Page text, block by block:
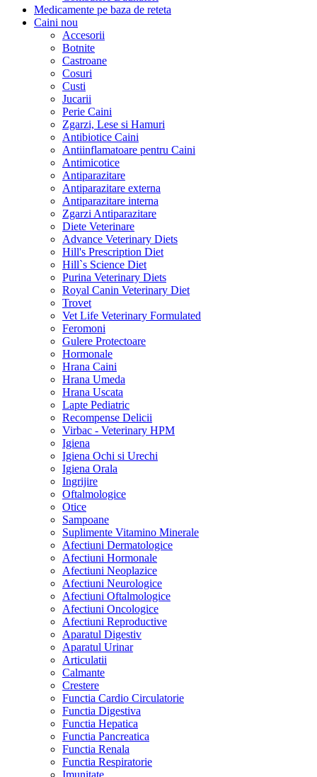
Medicamente pe baza de reteta
Caini nou
Accesorii
Botnite
Castroane
Cosuri
Custi
Jucarii
Perie Caini
Zgarzi, Lese si Hamuri
Antibiotice Caini
Antiinflamatoare pentru Caini
Antimicotice
Antiparazitare
Antiparazitare externa
Antiparazitare interna
Zgarzi Antiparazitare
Diete Veterinare
Advance Veterinary Diets
Hill's Prescription Diet
Hill`s Science Diet
Purina Veterinary Diets
Royal Canin Veterinary Diet
Trovet
Vet Life Veterinary Formulated
Feromoni
Gulere Protectoare
Hormonale
Hrana Caini
Hrana Umeda
Hrana Uscata
Lapte Pediatric
Recompense Delicii
Virbac - Veterinary HPM
Igiena
Igiena Ochi si Urechi
Igiena Orala
Ingrijire
Oftalmologice
Otice
Sampoane
Suplimente Vitamino Minerale
Afectiuni Dermatologice
Afectiuni Hormonale
Afectiuni Neoplazice
Afectiuni Neurologice
Afectiuni Oftalmologice
Afectiuni Oncologice
Afectiuni Reproductive
Aparatul Digestiv
Aparatul Urinar
Articulatii
Calmante
Crestere
Functia Cardio Circulatorie
Functia Digestiva
Functia Hepatica
Functia Pancreatica
Functia Renala
Functia Respiratorie
Imunitate